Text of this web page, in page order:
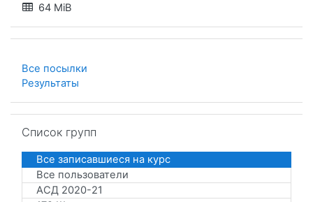
64 MiB
Все посылки
Результаты
Список групп
Все записавшиеся на курс
Все пользователи
АСД 2020-21